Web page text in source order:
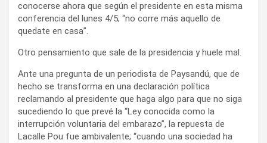
conocerse ahora que según el presidente en esta misma
conferencia del lunes 4/5; “no corre más aquello de
quedate en casa”.
Otro pensamiento que sale de la presidencia y huele mal.
Ante una pregunta de un periodista de Paysandú, que de
hecho se transforma en una declaración política
reclamando al presidente que haga algo para que no siga
sucediendo lo que prevé la “Ley conocida como la
interrupción voluntaria del embarazo”, la repuesta de
Lacalle Pou fue ambivalente; “cuando una sociedad ha